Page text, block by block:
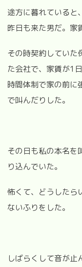
途方に暮れていると
昨日も来た男だ。家
その時契約していた
た会社で、家賃が1
時間体制で家の前に
で叫んだりした。
その日も私の本名を
り込んでいた。
怖くて、どうしたら
ないふりをした。
しばらくして音が止